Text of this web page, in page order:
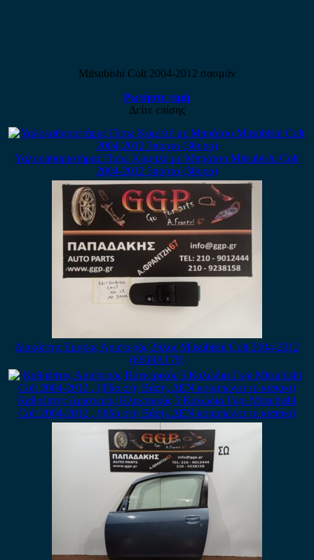
Mitsubishi Colt 2004-2012 σασμάν
Ρωτήστε τιμή
Δείτε επίσης
Υαλοκαθαριστήρας Πίσω Κομπλέ με Μπράτσο Mitsubishi Colt
2004-2012 3πορτο (3θυρο)
Διακόπτης Εμπρός Αριστερός 2πλος Mitsubishi Colt 2004-2012
(8608A179)
Καθρέπτης Αριστερός Ηλεκτρικός 5 Καλώδια Γκρι Mitsubishi
Colt 2004-2012 , (βίδα στη Βάση, ΔΕΝ κουμπώνει το καπάκι)